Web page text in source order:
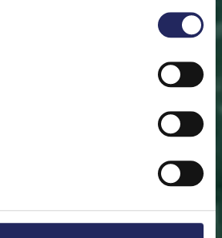
Östersjön. Du kan också ge den
present. En bit av Östersjön är